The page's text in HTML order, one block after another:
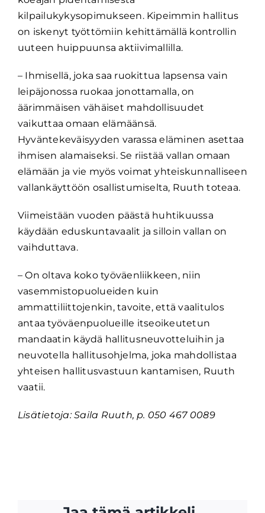
kilpailukykysopimukseen. Kipeimmin hallitus
on iskenyt työttömiin kehittämällä kontrollin
uuteen huippuunsa aktiivimallilla.
– Ihmisellä, joka saa ruokittua lapsensa vain
leipäjonossa ruokaa jonottamalla, on
äärimmäisen vähäiset mahdollisuudet
vaikuttaa omaan elämäänsä.
Hyväntekeväisyyden varassa eläminen asettaa
ihmisen alamaiseksi. Se riistää vallan omaan
elämään ja vie myös voimat yhteiskunnalliseen
vallankäyttöön osallistumiselta, Ruuth toteaa.
Viimeistään vuoden päästä huhtikuussa
käydään eduskuntavaalit ja silloin vallan on
vaihduttava.
– On oltava koko työväenliikkeen, niin
vasemmistopuolueiden kuin
ammattiliittojenkin, tavoite, että vaalitulos
antaa työväenpuolueille itseoikeutetun
mandaatin käydä hallitusneuvotteluihin ja
neuvotella hallitusohjelma, joka mahdollistaa
yhteisen hallitusvastuun kantamisen, Ruuth
vaatii.
Lisätietoja: Saila Ruuth, p. 050 467 0089